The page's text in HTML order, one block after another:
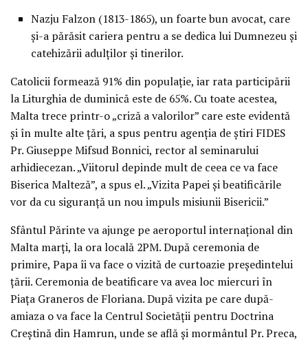
Nazju Falzon (1813-1865), un foarte bun avocat, care
şi-a părăsit cariera pentru a se dedica lui Dumnezeu şi
catehizării adulţilor şi tinerilor.
Catolicii formează 91% din populaţie, iar rata participării
la Liturghia de duminică este de 65%. Cu toate acestea,
Malta trece printr-o „criză a valorilor” care este evidentă
şi în multe alte ţări, a spus pentru agenţia de ştiri FIDES
Pr. Giuseppe Mifsud Bonnici, rector al seminarului
arhidiecezan. „Viitorul depinde mult de ceea ce va face
Biserica Malteză”, a spus el. „Vizita Papei şi beatificările
vor da cu siguranţă un nou impuls misiunii Bisericii.”
Sfântul Părinte va ajunge pe aeroportul internaţional din
Malta marţi, la ora locală 2PM. După ceremonia de
primire, Papa îi va face o vizită de curtoazie preşedintelui
ţării. Ceremonia de beatificare va avea loc miercuri în
Piaţa Graneros de Floriana. După vizita pe care după-
amiaza o va face la Centrul Societăţii pentru Doctrina
Creştină din Hamrun, unde se află şi mormântul Pr. Preca,